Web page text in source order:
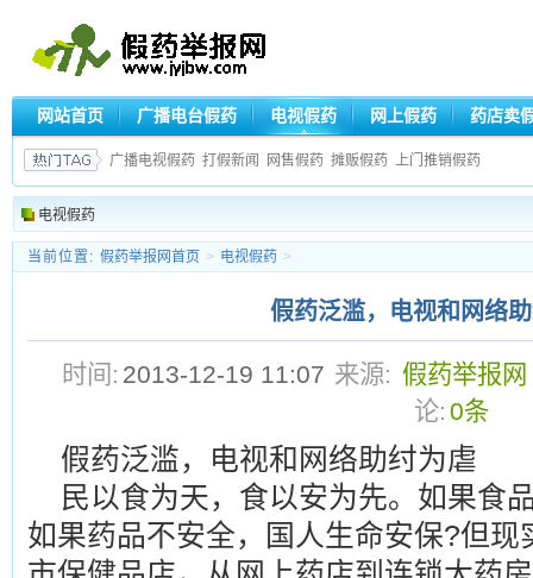
网站首页 广播电台假药 电视假药 网上假药 药店卖
广播电视假药 打假新闻 网售假药 摊贩假药 上门推销假药
电视假药
当前位置: 假药举报网首页 > 电视假药 >
假药泛滥，电视和网络
时间: 2013-12-19 11:07 来源: 假药举报网
论: 0条
假药泛滥，电视和网络助纣为
民以食为天，食以安为先。如果食
如果药品不安全，国人生命安保?但